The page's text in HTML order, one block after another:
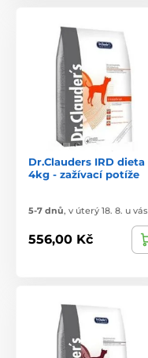
Dr.Clauders IRD dieta
4kg - zažívací potíže
5-7 dnů, v úterý 18. 8. u vás
556,00 Kč